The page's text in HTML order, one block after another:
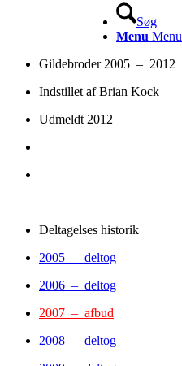
Søg
Menu Menu
Gildebroder 2005 – 2012
Indstillet af Brian Kock
Udmeldt 2012
Deltagelses historik
2005 – deltog
2006 – deltog
2007 – afbud
2008 – deltog